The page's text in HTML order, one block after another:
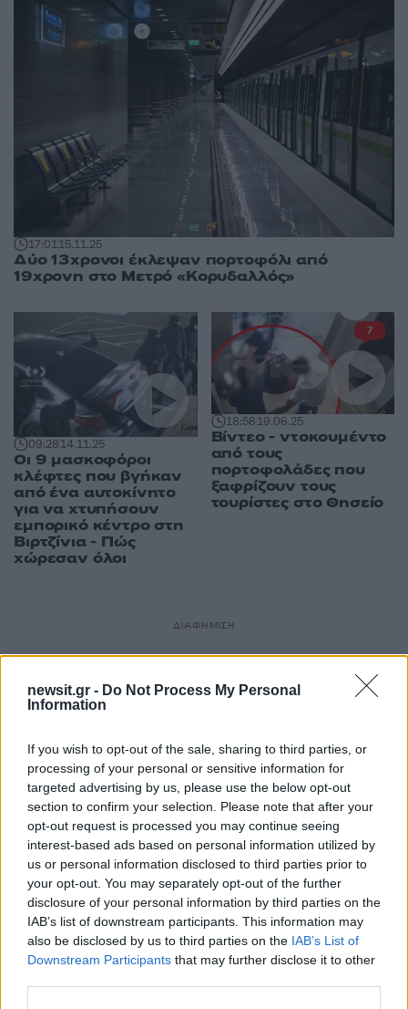
newsit.gr - Do Not Process My Personal
Information
If you wish to opt-out of the sale, sharing to third parties, or
processing of your personal or sensitive information for
targeted advertising by us, please use the below opt-out
section to confirm your selection. Please note that after your
opt-out request is processed you may continue seeing
interest-based ads based on personal information utilized by
us or personal information disclosed to third parties prior to
your opt-out. You may separately opt-out of the further
disclosure of your personal information by third parties on the
IAB’s list of downstream participants. This information may
also be disclosed by us to third parties on the IAB’s List of
Downstream Participants that may further disclose it to other
17:0115.11.25
Δύο 13χρονοι έκλεψαν πορτοφόλι από
19χρονη στο Μετρό «Κορυδαλλός»
09:2814.11.25
Οι 9 μασκοφόροι
κλέφτες που βγήκαν
από ένα αυτοκίνητο
για να χτυπήσουν
εμπορικό κέντρο στη
Βιρτζίνια - Πώς
χώρεσαν όλοι
18:5819.06.25
Βίντεο - ντοκουμέντο
από τους
πορτοφολάδες που
ξαφρίζουν τους
τουρίστες στο Θησείο
7
ΔΙΑΦΗΜΙΣΗ